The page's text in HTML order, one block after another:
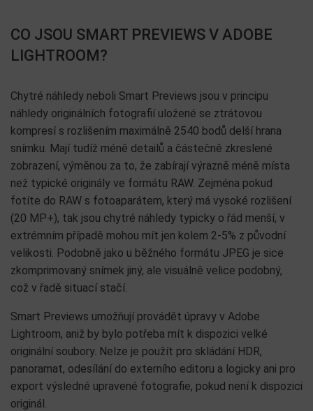
CO JSOU SMART PREVIEWS V ADOBE
LIGHTROOM?
Chytré náhledy neboli Smart Previews jsou v principu
náhledy originálních fotografií uložené se ztrátovou
kompresí s rozlišením maximálně 2540 bodů delší hrana
snímku. Mají tudíž méně detailů a částečně zkreslené
zobrazení, výměnou za to, že zabírají výrazně méně místa
než typické originály ve formátu RAW. Zejména pokud
fotíte do RAW s fotoaparátem, který má vysoké rozlišení
(20 MP+), tak jsou chytré náhledy typicky o řád menší, v
extrémním případě mohou mít jen kolem 2-5% z původní
velikosti. Podobně jako u běžného formátu JPEG je sice
zkomprimovaný snímek jiný, ale visuálně velice podobný,
což v řadě situací stačí.
Smart Previews umožňují provádět úpravy v Adobe
Lightroom, aniž by bylo potřeba mít k dispozici velké
originální soubory. Nelze je použít pro skládání HDR,
panoramat, odesílání do externího editoru a logicky ani pro
export výsledné upravené fotografie, pokud není k dispozici
originál.